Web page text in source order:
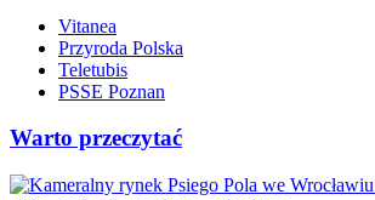
Vitanea
Przyroda Polska
Teletubis
PSSE Poznan
Warto przeczytać